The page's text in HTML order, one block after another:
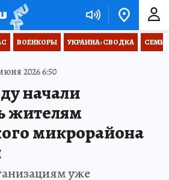
ВОЕНКОРЫ УКРАИНА: СВОДКА
2026 6:50
начали
жителям
микрорайона
уже